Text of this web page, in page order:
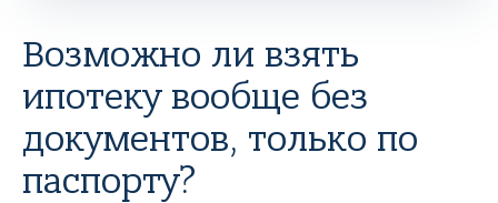
Возможно ли взять
ипотеку вообще без
документов, только по
паспорту?